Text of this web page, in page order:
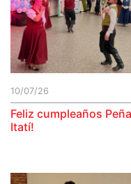
10/07/26
Feliz cumpleaños Peña
Itatí!